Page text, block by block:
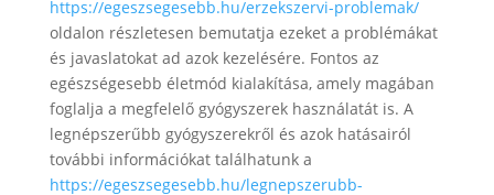
https://egeszsegesebb.hu/erzekszervi-problemak/
oldalon részletesen bemutatja ezeket a problémákat
és javaslatokat ad azok kezelésére. Fontos az
egészségesebb életmód kialakítása, amely magában
foglalja a megfelelő gyógyszerek használatát is. A
legnépszerűbb gyógyszerekről és azok hatásairól
további információkat találhatunk a
https://egeszsegesebb.hu/legnepszerubb-